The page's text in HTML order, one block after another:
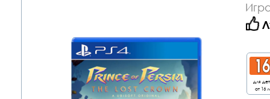
для
от 16